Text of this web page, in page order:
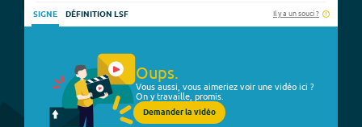
SIGNE DÉFINITION LSF Il y a un souci ?
Oups.
Vous aussi, vous aimeriez voir une vidéo ici ?
On y travaille, promis.
Demander la vidéo